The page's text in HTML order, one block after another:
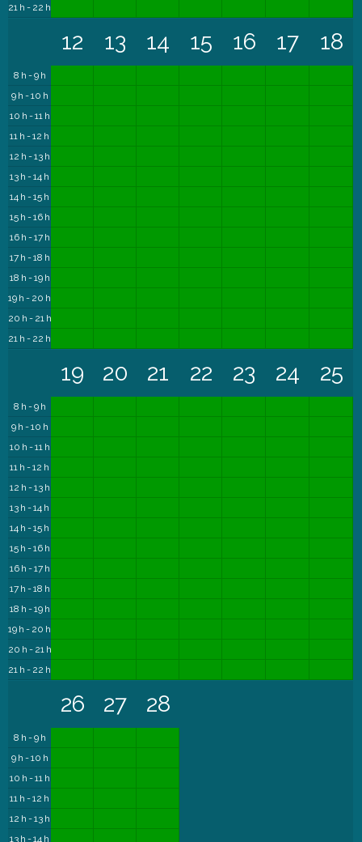
21 h - 22 h
8 h - 9 h
9 h - 10 h
10 h - 11 h
11 h - 12 h
12 h - 13 h
13 h - 14 h
14 h - 15 h
15 h - 16 h
16 h - 17 h
17 h - 18 h
18 h - 19 h
19 h - 20 h
20 h - 21 h
21 h - 22 h
12 13 14 15 16 17 18
8 h - 9 h
9 h - 10 h
10 h - 11 h
11 h - 12 h
12 h - 13 h
13 h - 14 h
14 h - 15 h
15 h - 16 h
16 h - 17 h
17 h - 18 h
18 h - 19 h
19 h - 20 h
20 h - 21 h
21 h - 22 h
19 20 21 22 23 24 25
8 h - 9 h
9 h - 10 h
10 h - 11 h
11 h - 12 h
12 h - 13 h
13 h - 14 h
26 27 28